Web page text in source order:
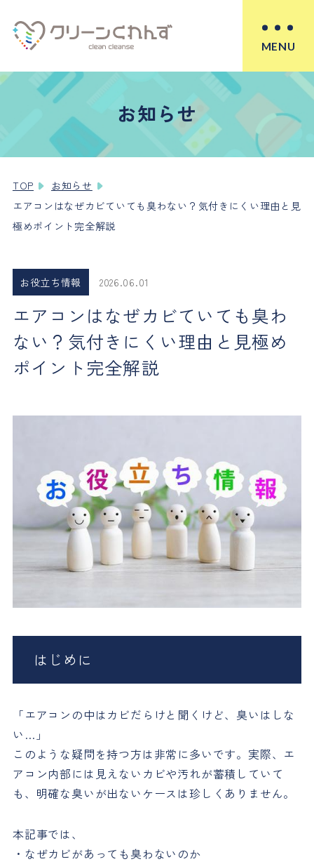
MENU
お知らせ
TOP
お知らせ
エアコンはなぜカビていても臭わない？気付きにくい理由と見
極めポイント完全解説
お役立ち情報 2026.06.01
エアコンはなぜカビていても臭わ
ない？気付きにくい理由と見極め
ポイント完全解説
はじめに
「エアコンの中はカビだらけと聞くけど、臭いはしな
い…」
このような疑問を持つ方は非常に多いです。実際、エ
アコン内部には見えないカビや汚れが蓄積していて
も、明確な臭いが出ないケースは珍しくありません。
本記事では、
・なぜカビがあっても臭わないのか